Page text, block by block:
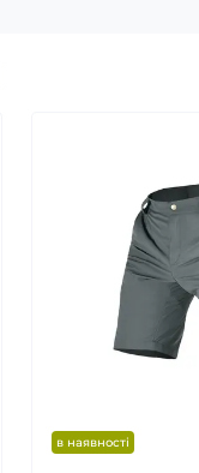
в наявності